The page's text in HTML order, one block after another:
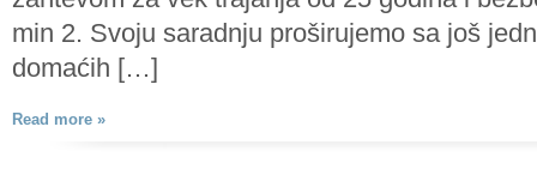
min 2. Svoju saradnju proširujemo sa još
domaćih […]
Read more »